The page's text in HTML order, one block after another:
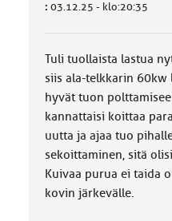
: 03.12.25 - klo:20:35
Tuli tuollaista lastua
siis ala-telkkarin 60kw
hyvät tuon
kannattaisi koittaa
uutta ja ajaa tuo
sekoittaminen, sitä
Kuivaa purua ei taida
kovin järkevälle.